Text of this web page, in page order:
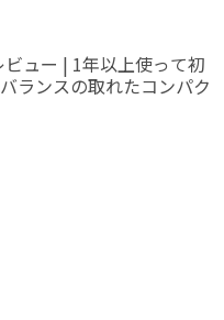
以上使って初
ランスの取れたコンパク